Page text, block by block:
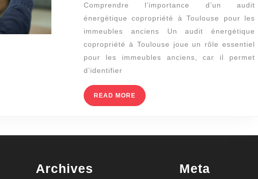
un
audit
énergétique
copropriété
à
Toulouse
pour
immeuble
Comprendre l’importance d’un audit
énergétique copropriété à Toulouse pour les
immeubles anciens Un audit énergétique
copropriété à Toulouse joue un rôle essentiel
pour les immeubles anciens, car il permet
d’identifier
READ MORE READ
MORE
Archives Meta